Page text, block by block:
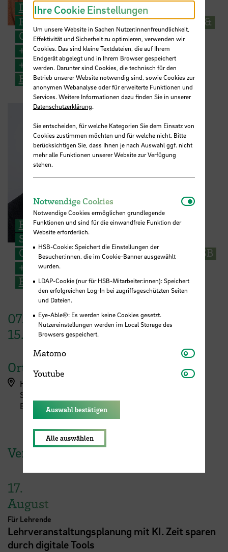
Dr. Katrin Oellerich
Projektmitarbeiterin FreiRAUM@HSB &
Campus2031@HSB
+49 421 5905 2044
+49 176 1514 0139
E-Mail
Roman Balzer
Strategischer Planer im Kontext der
Campusentwicklung Campus2031@HSB
+49 421 5905-2994
E-Mail
07. April 2026–
15. Mai 2026
Ort
Hochschule Bremen
Start: Campus Neustadt, AB-Gebäude im
Eingangsbereich
Veranstaltungen der HSB
17.
August
Für Lehrende
Lehrveranstaltungsplanung mit KI. Zeit sparen
durch digitale Tools
Ihre Cookie Einstellungen
Um unsere Website in Sachen Nutzer:innenfreundlichkeit,
Effektivität und Sicherheit zu optimieren, verwenden wir
Cookies. Das sind kleine Textdateien, die auf Ihrem
Endgerät abgelegt und in Ihrem Browser gespeichert
werden. Darunter sind Cookies, die technisch für den
Betrieb unserer Website notwendig sind, sowie Cookies zur
anonymen Webanalyse oder für erweiterte Funktionen und
Services. Weitere Informationen dazu finden Sie in unserer
Datenschutzerklärung.
Sie entscheiden, für welche Kategorien Sie dem Einsatz von
Cookies zustimmen möchten und für welche nicht. Bitte
berücksichtigen Sie, dass Ihnen je nach Auswahl ggf. nicht
mehr alle Funktionen unserer Website zur Verfügung
stehen.
Notwendige Cookies
Notwendige Cookies ermöglichen grundlegende
Funktionen und sind für die einwandfreie Funktion der
Website erforderlich.
HSB-Cookie: Speichert die Einstellungen der
Besucher:innen, die im Cookie-Banner ausgewählt
wurden.
LDAP-Cookie (nur für HSB-Mitarbeiter:innen): Speichert
den erfolgreichen Log-In bei zugriffsgeschützten Seiten
und Dateien.
Eye-Able®: Es werden keine Cookies gesetzt.
Nutzereinstellungen werden im Local Storage des
Browsers gespeichert.
Matomo Matomo
Youtube Youtube
Auswahl bestätigen
Alle auswählen